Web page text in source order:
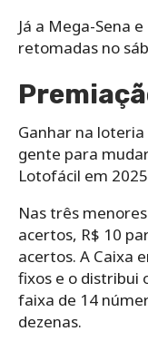
Já a Mega-Sena
retomadas no
Ganhar na
gente para
Lotofácil em
Nas três
acertos, R$ 10
acertos. A Caixa
fixos e o distribui
faixa de 14
dezenas.